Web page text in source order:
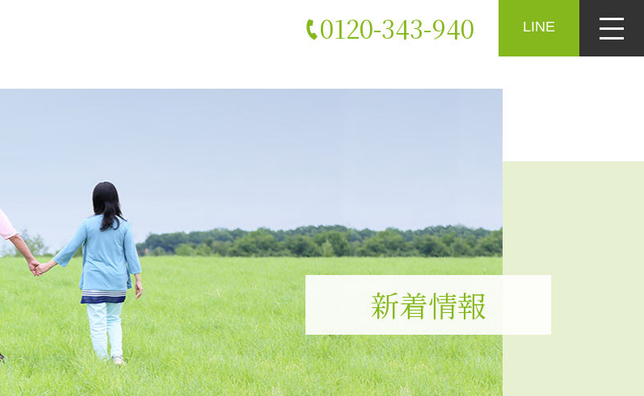
0120-343-940 LINE
新着情報